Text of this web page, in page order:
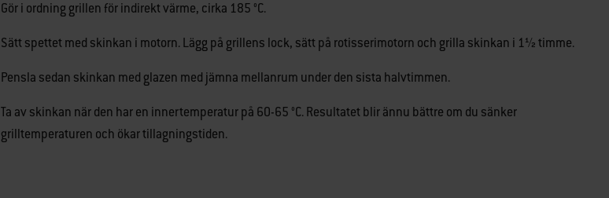
Gör i ordning grillen för indirekt värme, cirka 185 °C.
Sätt spettet med skinkan i motorn. Lägg på grillens lock, sätt på rotisserimotorn och grilla skinkan i 1½ timme.
Pensla sedan skinkan med glazen med jämna mellanrum under den sista halvtimmen.
Ta av skinkan när den har en innertemperatur på 60-65 °C. Resultatet blir ännu bättre om du sänker
grilltemperaturen och ökar tillagningstiden.